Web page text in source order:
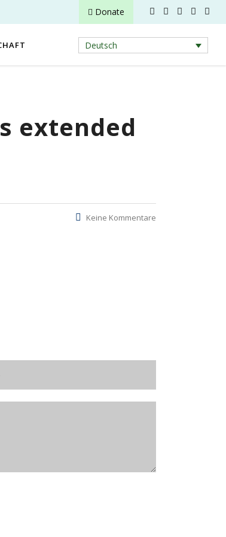
Donate
Deutsch
extended
Keine Kommentare